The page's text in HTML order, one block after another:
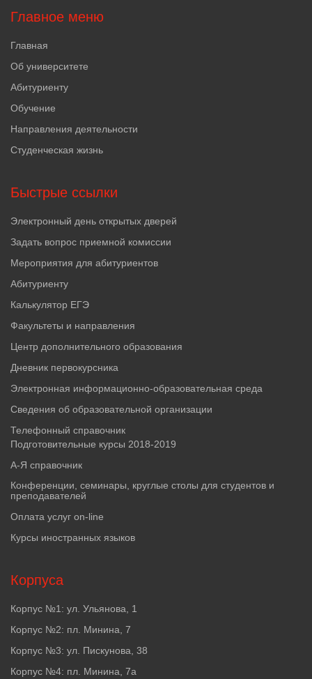
Главное меню
Главная
Об университете
Абитуриенту
Обучение
Направления деятельности
Студенческая жизнь
Быстрые ссылки
Электронный день открытых дверей
Задать вопрос приемной комиссии
Мероприятия для абитуриентов
Абитуриенту
Калькулятор ЕГЭ
Факультеты и направления
Центр дополнительного образования
Дневник первокурсника
Электронная информационно-образовательная среда
Сведения об образовательной организации
Телефонный справочник
Подготовительные курсы 2018-2019
А-Я справочник
Конференции, семинары, круглые столы для студентов и
преподавателей
Оплата услуг on-line
Курсы иностранных языков
Корпуса
Корпус №1: ул. Ульянова, 1
Корпус №2: пл. Минина, 7
Корпус №3: ул. Пискунова, 38
Корпус №4: пл. Минина, 7а